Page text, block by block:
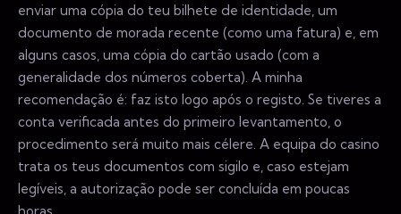
enviar uma cópia do teu bilhete de identidade, um
documento de morada recente (como uma fatura) e, em
alguns casos, uma cópia do cartão usado (com a
generalidade dos números coberta). A minha
recomendação é: faz isto logo após o registo. Se tiveres a
conta verificada antes do primeiro levantamento, o
procedimento será muito mais célere. A equipa do casino
trata os teus documentos com sigilo e, caso estejam
legíveis, a autorização pode ser concluída em poucas